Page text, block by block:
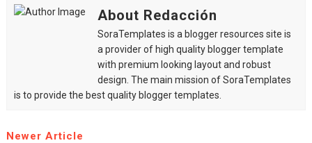
About Redacción
SoraTemplates is a blogger resources site is
a provider of high quality blogger template
with premium looking layout and robust
design. The main mission of SoraTemplates
is to provide the best quality blogger templates.
Newer Article